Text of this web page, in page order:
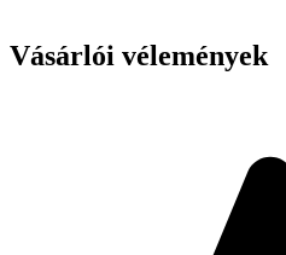
Vásárlói vélemények